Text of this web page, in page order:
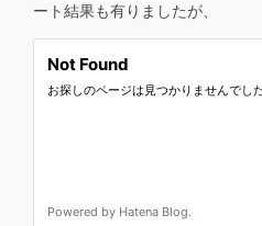
ート結果も有りましたが、